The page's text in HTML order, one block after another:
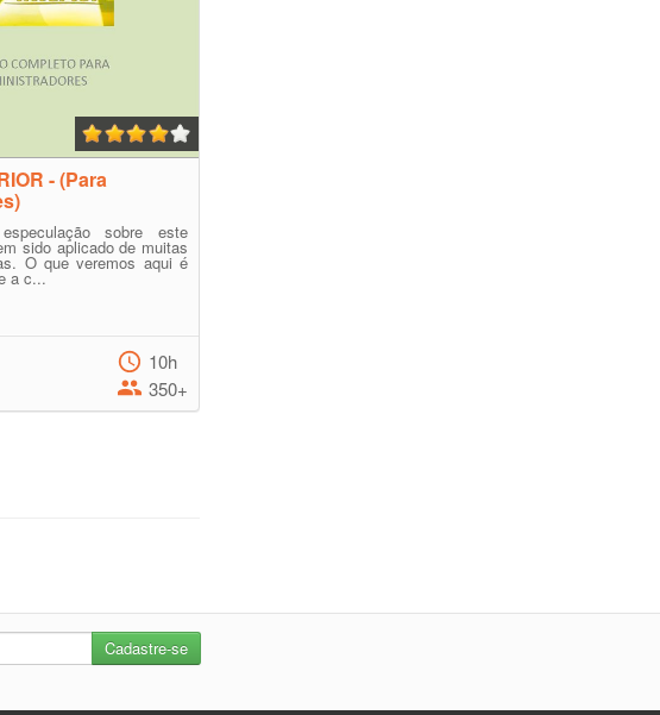
- (Para
sobre este
sido aplicado de muitas
O que veremos aqui é
a c...
10h
350+